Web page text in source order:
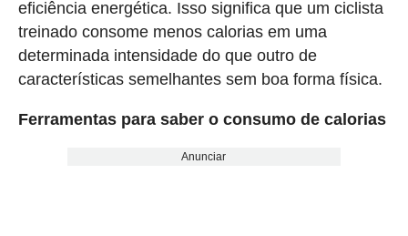
eficiência energética. Isso significa que um ciclista
treinado consome menos calorias em uma
determinada intensidade do que outro de
características semelhantes sem boa forma física.
Ferramentas para saber o consumo de calorias
Anunciar